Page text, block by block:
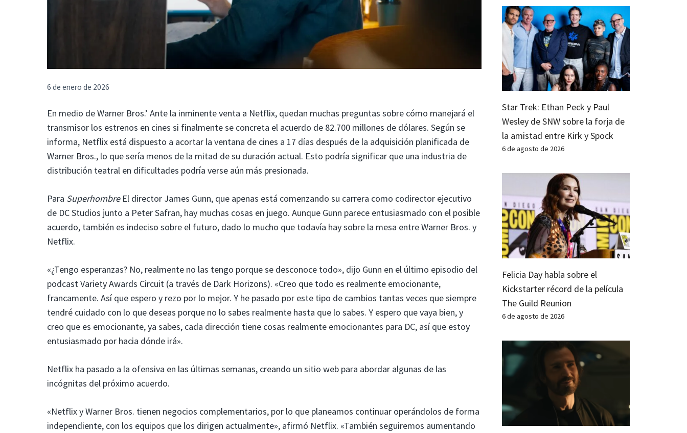
6 de enero de 2026
En medio de Warner Bros.’ Ante la inminente venta a Netflix, quedan muchas preguntas sobre cómo manejará el
transmisor los estrenos en cines si finalmente se concreta el acuerdo de 82.700 millones de dólares. Según se
informa, Netflix está dispuesto a acortar la ventana de cines a 17 días después de la adquisición planificada de
Warner Bros., lo que sería menos de la mitad de su duración actual. Esto podría significar que una industria de
distribución teatral en dificultades podría verse aún más presionada.
Para SuperhombreEl director James Gunn, que apenas está comenzando su carrera como codirector ejecutivo
de DC Studios junto a Peter Safran, hay muchas cosas en juego. Aunque Gunn parece entusiasmado con el posible
acuerdo, también es indeciso sobre el futuro, dado lo mucho que todavía hay sobre la mesa entre Warner Bros. y
Netflix.
«¿Tengo esperanzas? No, realmente no las tengo porque se desconoce todo», dijo Gunn en el último episodio del
podcast Variety Awards Circuit (a través de Dark Horizons). «Creo que todo es realmente emocionante,
francamente. Así que espero y rezo por lo mejor. Y he pasado por este tipo de cambios tantas veces que siempre
tendré cuidado con lo que deseas porque no lo sabes realmente hasta que lo sabes. Y espero que vaya bien, y
creo que es emocionante, ya sabes, cada dirección tiene cosas realmente emocionantes para DC, así que estoy
entusiasmado por hacia dónde irá».
Netflix ha pasado a la ofensiva en las últimas semanas, creando un sitio web para abordar algunas de las
incógnitas del próximo acuerdo.
«Netflix y Warner Bros. tienen negocios complementarios, por lo que planeamos continuar operándolos de forma
independiente, con los equipos que los dirigen actualmente», afirmó Netflix. «También seguiremos aumentando
Star Trek: Ethan Peck y Paul
Wesley de SNW sobre la forja de
la amistad entre Kirk y Spock
6 de agosto de 2026
Felicia Day habla sobre el
Kickstarter récord de la película
The Guild Reunion
6 de agosto de 2026